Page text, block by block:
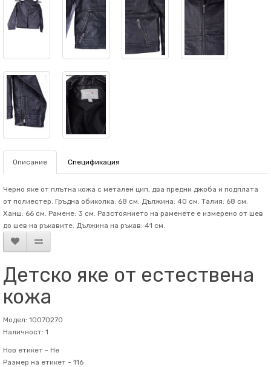
Описание Спецификация
Черно яке от плътна кожа с метален цип, два предни джоба и подплата
от полиестер. Гръдна обиколка: 68 см. Дължина: 40 см. Талия: 68 см.
Ханш: 66 см. Рамене: 3 см. Разстоянието на раменете е измерено от шев
до шев на ръкавите. Дължина на ръкав: 41 см.
Детско яке от естествена
кожа
Модел: 10070270
Наличност: 1
Нов етикет - Не
Размер на етикет - 116